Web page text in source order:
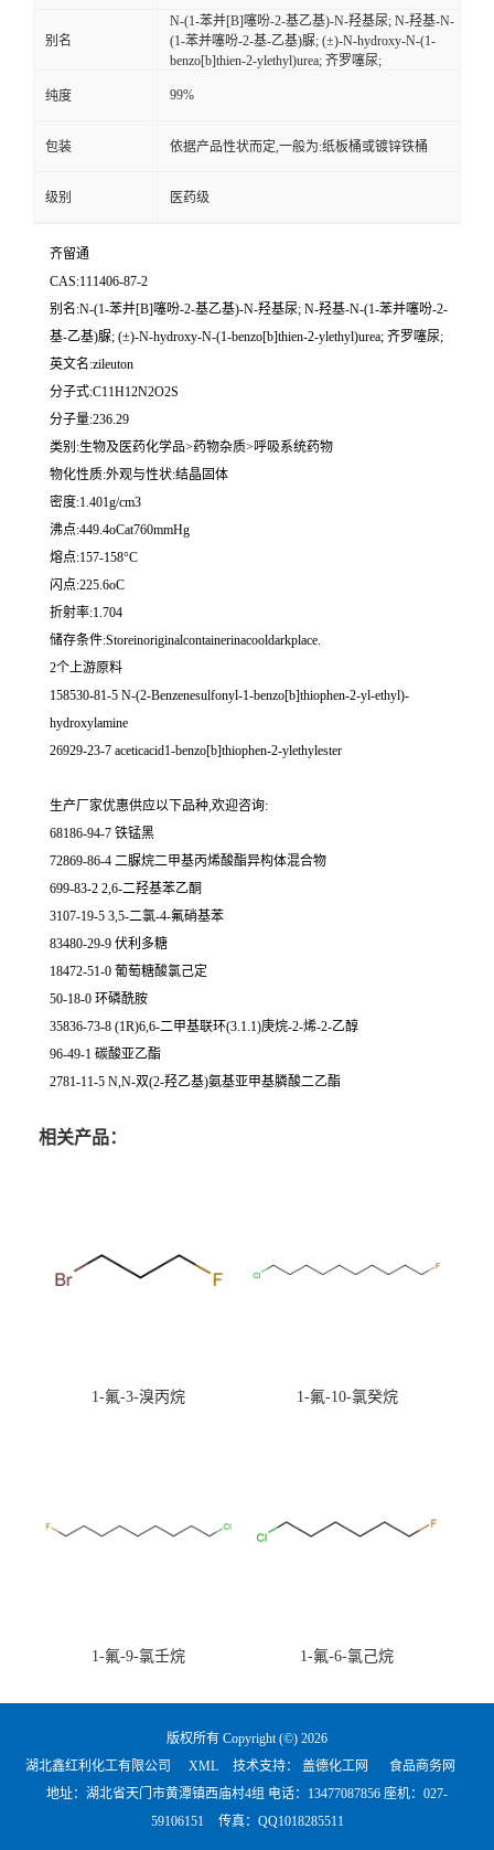
别名
N-(1-苯并[B]噻吩-2-基乙基)-N-羟基尿; N-羟基-N-
(1-苯并噻吩-2-基-乙基)脲; (±)-N-hydroxy-N-(1-
benzo[b]thien-2-ylethyl)urea; 齐罗噻尿;
纯度 99%
包装 依据产品性状而定,一般为:纸板桶或镀锌铁桶
级别 医药级
齐留通
CAS:111406-87-2
别名:N-(1-苯并[B]噻吩-2-基乙基)-N-羟基尿; N-羟基-N-(1-苯并噻吩-2-
基-乙基)脲; (±)-N-hydroxy-N-(1-benzo[b]thien-2-ylethyl)urea; 齐罗噻尿;
英文名:zileuton
分子式:C11H12N2O2S
分子量:236.29
类别:生物及医药化学品>药物杂质>呼吸系统药物
物化性质:外观与性状:结晶固体
密度:1.401g/cm3
沸点:449.4oCat760mmHg
熔点:157-158°C
闪点:225.6oC
折射率:1.704
储存条件:Storeinoriginalcontainerinacooldarkplace.
2个上游原料
158530-81-5 N-(2-Benzenesulfonyl-1-benzo[b]thiophen-2-yl-ethyl)-
hydroxylamine
26929-23-7 aceticacid1-benzo[b]thiophen-2-ylethylester
生产厂家优惠供应以下品种,欢迎咨询:
68186-94-7 铁锰黑
72869-86-4 二脲烷二甲基丙烯酸酯异构体混合物
699-83-2 2,6-二羟基苯乙酮
3107-19-5 3,5-二氯-4-氟硝基苯
83480-29-9 伏利多糖
18472-51-0 葡萄糖酸氯己定
50-18-0 环磷酰胺
35836-73-8 (1R)6,6-二甲基联环(3.1.1)庚烷-2-烯-2-乙醇
96-49-1 碳酸亚乙酯
2781-11-5 N,N-双(2-羟乙基)氨基亚甲基膦酸二乙酯
相关产品：
1-氟-3-溴丙烷 1-氟-10-氯癸烷
1-氟-9-氯壬烷 1-氟-6-氯己烷
版权所有 Copyright (©) 2026
湖北鑫红利化工有限公司
XML 技术支持： 盖德化工网
食品商务网
地址：湖北省天门市黄潭镇西庙村4组 电话： 13477087856 座机：027-
59106151
传真：QQ1018285511